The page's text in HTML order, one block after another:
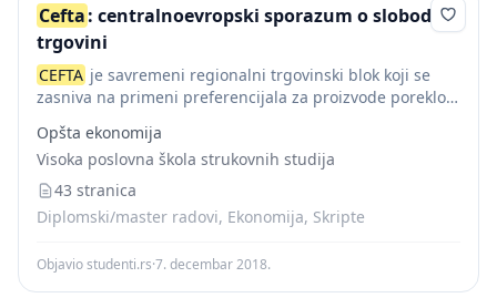
Cefta: centralnoevropski sporazum o slobodnoj
trgovini
CEFTA je savremeni regionalni trgovinski blok koji se
zasniva na primeni preferencijala za proizvode poreklom
se obavezale na uspostavljanje zone slobodne trgovine
u...
Opšta ekonomija
Visoka poslovna škola strukovnih studija
43 stranica
Diplomski/master radovi, Ekonomija, Skripte
Objavio studenti.rs·7. decembar 2018.